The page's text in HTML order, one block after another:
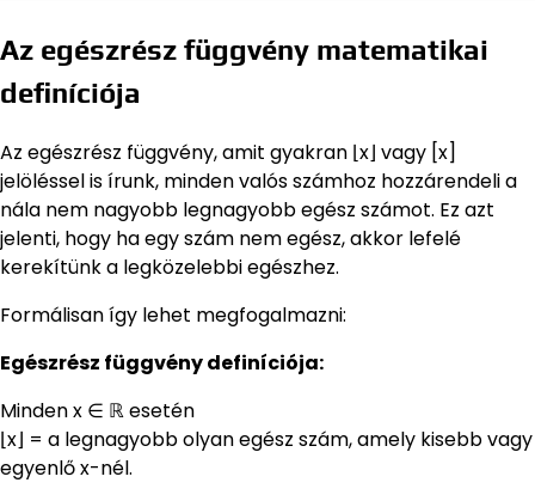
Az egészrész függvény matematikai
definíciója
Az egészrész függvény, amit gyakran ⌊x⌋ vagy [x]
jelöléssel is írunk, minden valós számhoz hozzárendeli a
nála nem nagyobb legnagyobb egész számot. Ez azt
jelenti, hogy ha egy szám nem egész, akkor lefelé
kerekítünk a legközelebbi egészhez.
Formálisan így lehet megfogalmazni:
Egészrész függvény definíciója:
Minden x ∈ ℝ esetén
⌊x⌋ = a legnagyobb olyan egész szám, amely kisebb vagy
egyenlő x-nél.